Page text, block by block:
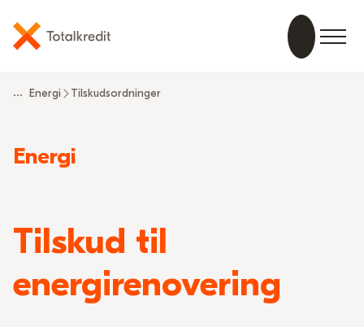
... Energi Tilskudsordninger
Read
Energi
Tilskud til
energirenovering